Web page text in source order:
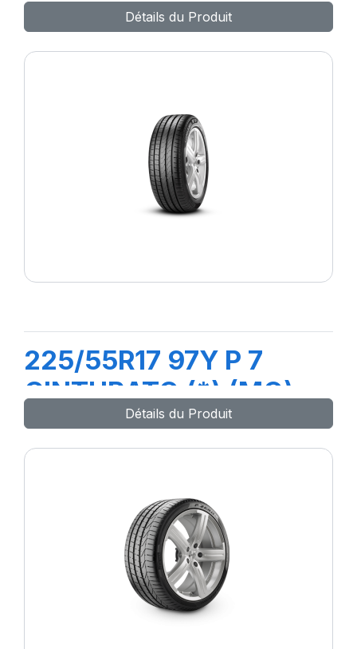
Détails du Produit
225/55R17 97Y P 7
CINTURATO (*) (MO)
Détails du Produit